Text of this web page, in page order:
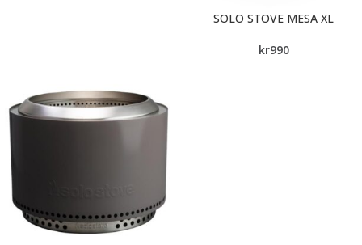
SOLO STOVE MESA XL
kr990